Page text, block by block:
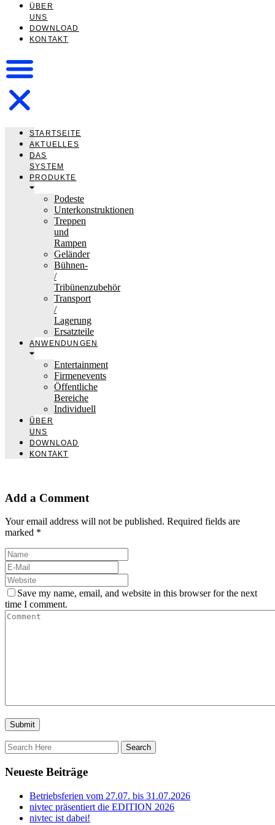
ÜBER
UNS
DOWNLOAD
KONTAKT
STARTSEITE
AKTUELLES
DAS
SYSTEM
PRODUKTE
Podeste
Unterkonstruktionen
Treppen
und
Rampen
Geländer
Bühnen-
/
Tribünenzubehör
Transport
/
Lagerung
Ersatzteile
ANWENDUNGEN
Entertainment
Firmenevents
Öffentliche
Bereiche
Individuell
ÜBER
UNS
DOWNLOAD
KONTAKT
Add a Comment
Your email address will not be published. Required fields are
marked *
Save my name, email, and website in this browser for the next
time I comment.
Neueste Beiträge
Betriebsferien vom 27.07. bis 31.07.2026
nivtec präsentiert die EDITION 2026
nivtec ist dabei!